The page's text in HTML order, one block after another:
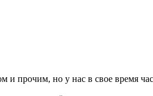
и прочим, но у нас в свое время